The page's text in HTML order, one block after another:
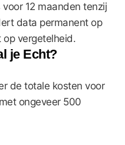
12 maanden tenzij
data permanent op
op vergetelheid.
je Echt?
de totale kosten voor
ongeveer 500